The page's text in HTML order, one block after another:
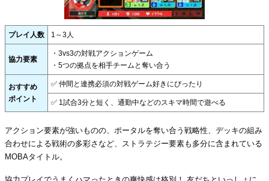
プレイ人数 1～3人
協力要素
・3vs3の対戦アクションゲーム
・5つの拠点を相手チームと奪い合う
おすすめ
ポイント
✅ 仲間と連携必須の対戦ゲーム好きにぴったり
✅ 1試合3分と短く、通勤中などのスキマ時間で遊べる
アクション要素が強いものの、ポータルを奪い合う戦略性、デッキの組み
合わせによる戦術の多彩さなど、ストラテジー要素も多分に含まれている
MOBAタイトル。